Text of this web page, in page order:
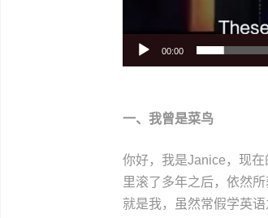
00:00
一、 我曾是菜鸟
你好，我是Janice，现
里滚了多年之后，依然
就是我，虽然常假学英